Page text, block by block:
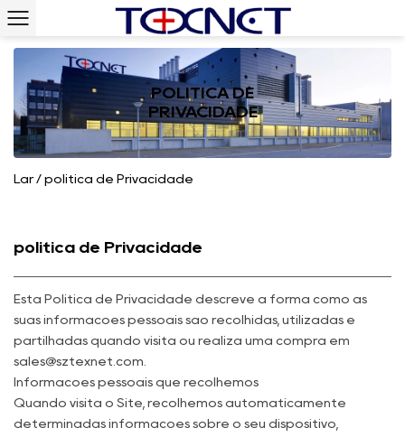
POLÍTICA DE
PRIVACIDADE
Lar/ política de Privacidade
política de Privacidade
Esta Política de Privacidade descreve a forma como as
suas informações pessoais são recolhidas, utilizadas e
partilhadas quando visita ou realiza uma compra em
sales@sztexnet.com
Informações pessoais que recolhemos
Quando visita o Site, recolhemos automaticamente
determinadas informações sobre o seu dispositivo,